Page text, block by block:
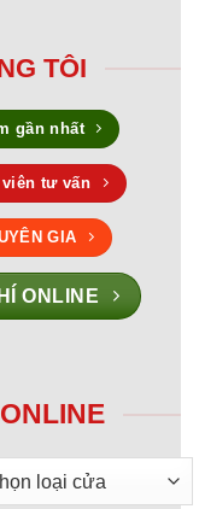
TÔI
gần nhất
tư vấn
GIA
ONLINE